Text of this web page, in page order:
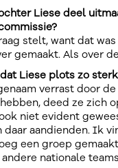
Liese deel
stelt, want dat
gemaakt. Als over
Liese plots zo
verrast door
deed ze zich
niet evident
aandienden. Ik
een groep
nationale